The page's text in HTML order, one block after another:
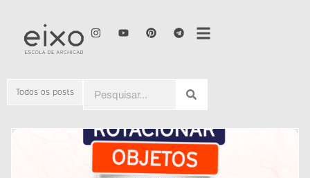
Todos os posts